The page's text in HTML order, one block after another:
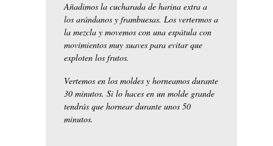
Añadimos la cucharada de harina extra a
los arándanos y frambuesas. Los vertermos a
la mezcla y movemos con una espátula con
movimientos muy suaves para evitar que
exploten los frutos.
Vertemos en los moldes y horneamos durante
30 minutos. Si lo haces en un molde grande
tendrás que hornear durante unos 50
minutos.